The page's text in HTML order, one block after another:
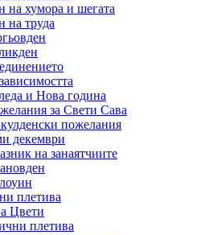
на хумора и шегата
на труда
и Нова година
за Свети Сава
пожелания
декември
на занаятчиите
плетива
Цвети
плетива